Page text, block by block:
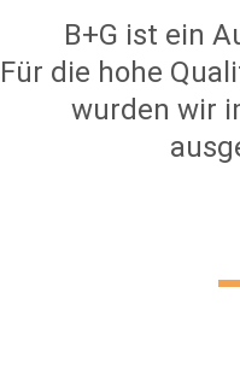
B+G ist ein
Für die hohe
wurden wir